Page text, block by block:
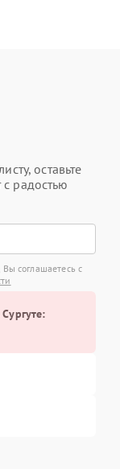
оставьте
радостью
соглашаетесь с